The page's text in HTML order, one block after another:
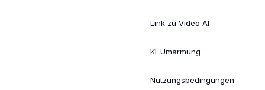
Link zu Video AI
KI-Umarmung
Nutzungsbedingungen